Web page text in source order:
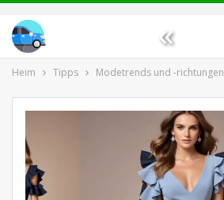
«
Heim Tipps Modetrends und -richtungen